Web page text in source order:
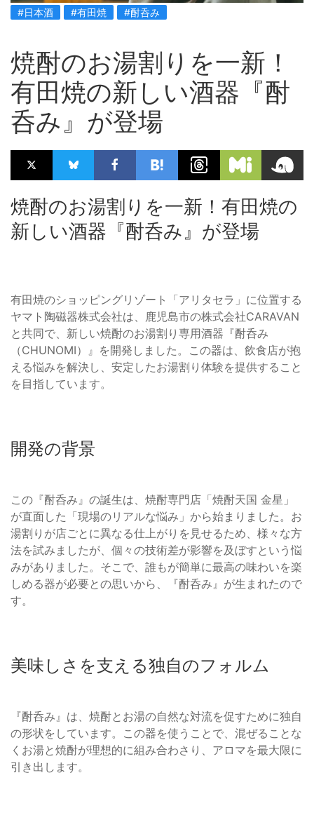
#日本酒 #有田焼 #酎呑み
焼酎のお湯割りを一新！
有田焼の新しい酒器『酎
呑み』が登場
焼酎のお湯割りを一新！有田焼の
新しい酒器『酎呑み』が登場
有田焼のショッピングリゾート「アリタセラ」に位置する
ヤマト陶磁器株式会社は、鹿児島市の株式会社CARAVAN
と共同で、新しい焼酎のお湯割り専用酒器『酎呑み
（CHUNOMI）』を開発しました。この器は、飲食店が抱
える悩みを解決し、安定したお湯割り体験を提供すること
を目指しています。
開発の背景
この『酎呑み』の誕生は、焼酎専門店「焼酎天国 金星」
が直面した「現場のリアルな悩み」から始まりました。お
湯割りが店ごとに異なる仕上がりを見せるため、様々な方
法を試みましたが、個々の技術差が影響を及ぼすという悩
みがありました。そこで、誰もが簡単に最高の味わいを楽
しめる器が必要との思いから、『酎呑み』が生まれたので
す。
美味しさを支える独自のフォルム
『酎呑み』は、焼酎とお湯の自然な対流を促すために独自
の形状をしています。この器を使うことで、混ぜることな
くお湯と焼酎が理想的に組み合わさり、アロマを最大限に
引き出します。